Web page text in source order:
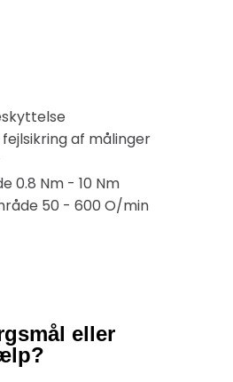
af målinger
0.8 Nm - 10 Nm
50 - 600 O/min
eller